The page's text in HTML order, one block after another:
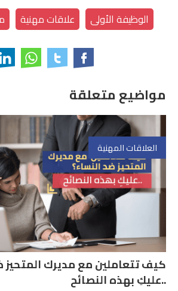
الوظيفة الأولى علاقات مهنية
مواضيع متعلقة
العلاقات المهنية
كيف تتعاملين مع مديرك المتحيز
..عليكِ بهذه النصائح